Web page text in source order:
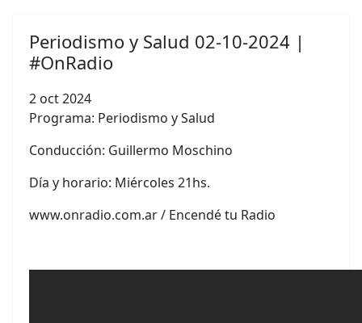
Periodismo y Salud 02-10-2024 |
#OnRadio
2 oct 2024
Programa: Periodismo y Salud
Conducción: Guillermo Moschino
Día y horario: Miércoles 21hs.
www.onradio.com.ar / Encendé tu Radio